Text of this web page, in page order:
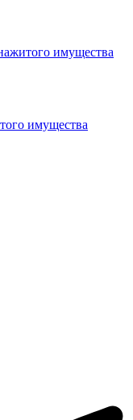
имущества
имущества